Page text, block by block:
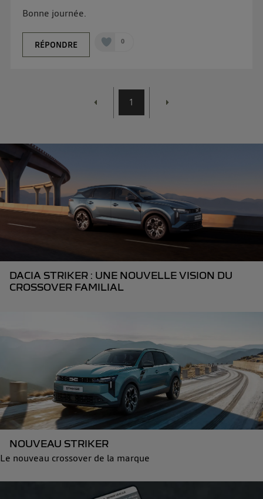
Bonne journée.
RÉPONDRE 0
1
DACIA STRIKER : UNE NOUVELLE VISION DU
CROSSOVER FAMILIAL
NOUVEAU STRIKER
Le nouveau crossover de la marque